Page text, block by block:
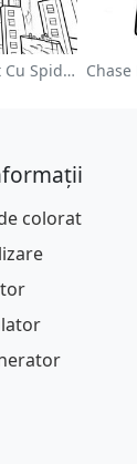
Pagina De Colorat Cu Spider Man Swinging Prin Oraș
colorat